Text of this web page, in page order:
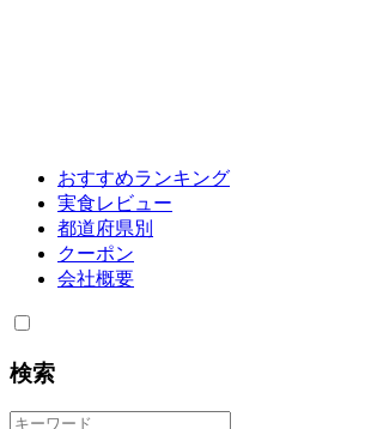
おすすめランキング
実食レビュー
都道府県別
クーポン
会社概要
検索